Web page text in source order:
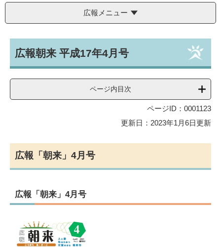
広報メニュー
文広報朝来 平成17年4月号
ページ内目次
ページID：0001123
更新日：2023年1月6日更新
広報「朝来」4月号
広報「朝来」4月号